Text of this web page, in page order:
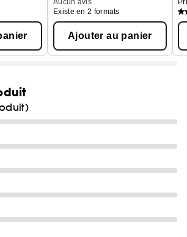
Aucun avis
Existe en 2 formats
Ajouter au panier